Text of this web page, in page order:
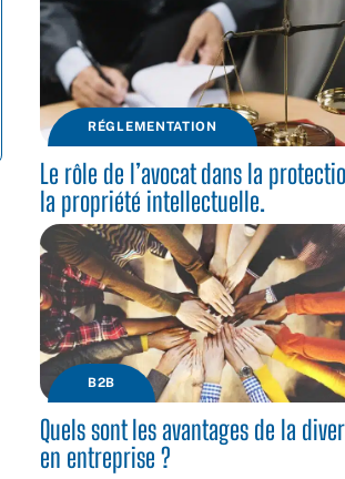
RÉGLEMENTATION
Le rôle de l’avocat dans la
la propriété intellectuelle.
B2B
Quels sont les avantages de la
en entreprise ?